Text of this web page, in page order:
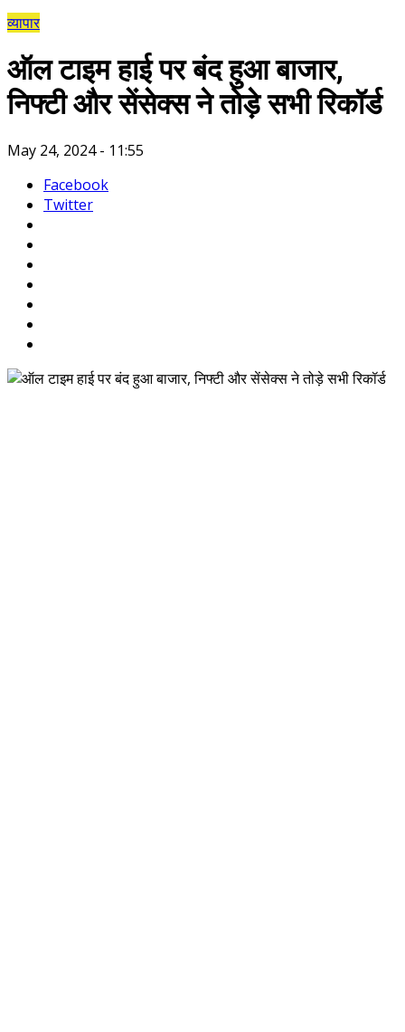
व्यापार
ऑल टाइम हाई पर बंद हुआ बाजार,
निफ्टी और सेंसेक्स ने तोड़े सभी रिकॉर्ड
May 24, 2024 - 11:55
Facebook
Twitter